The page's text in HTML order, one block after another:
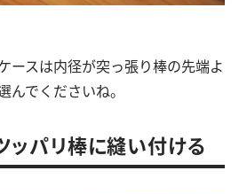
ースは内径が突っ張り棒の先端よ
んでくださいね。
ッパリ棒に縫い付ける